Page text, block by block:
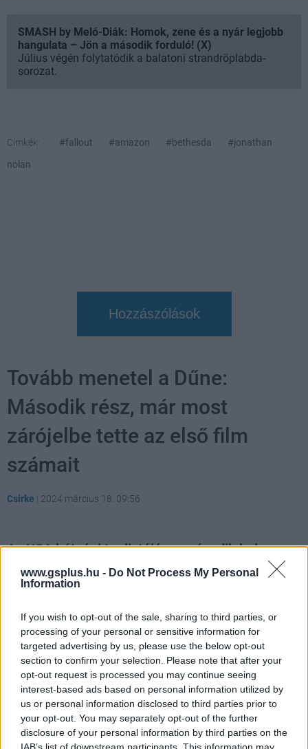
www.gsplus.hu - Do Not Process My Personal
Information
If you wish to opt-out of the sale, sharing to third parties, or
processing of your personal or sensitive information for
targeted advertising by us, please use the below opt-out
section to confirm your selection. Please note that after your
opt-out request is processed you may continue seeing
interest-based ads based on personal information utilized by
us or personal information disclosed to third parties prior to
your opt-out. You may separately opt-out of the further
disclosure of your personal information by third parties on the
SMASH by Meló-Diák: Homok, zene és a nyár legjobb
hangulata – Jön a második forduló! (X)
Július végén folytatódik a balatoni strandröplabda-
sorozat.
Címkék: #fallout #amazon #bethesda
#jonathan
nolan
Hozzászólások
Tovább menetel a Dűne:
Második rész, már most
zárójelbe tette az első film
számait
Csirke | 2024 március 18. 09:56
Az USA hétvégi toplistáján a második helyre
szorult az új Dűne, de összesítésben így is
nagyon jók a bevételi mutatók.
Unmute Loaded :
21.86%
Túl van az Egyesült Államokban is a bemutatóját követő
harmadik hétvégén a Dűne: Második rész, így befutottak
a legújabb bevételi számok is. A helyzet pedig az, hogy
bár az aktuális dobogó második helyére szorult
vissza Denis Villeneuve filmje (a hétvégén az USA-ban
a Dűne: Második rész 29 millió dollárt szedett össze,